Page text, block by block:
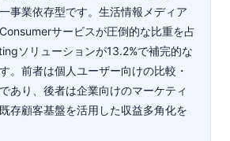
事業依存型です。生活情報メディア
サービスが圧倒的な比重を占
ソリューションが13.2%で補完的な
。前者は個人ユーザー向けの比較・
あり、後者は企業向けのマーケティ
存顧客基盤を活用した収益多角化を